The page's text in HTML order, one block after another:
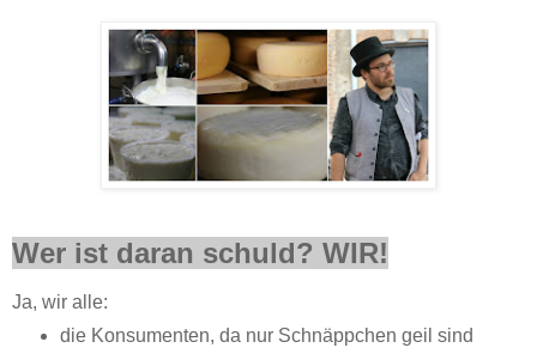
Wer ist daran schuld? WIR!
Ja, wir alle:
die Konsumenten, da nur Schnäppchen geil sind